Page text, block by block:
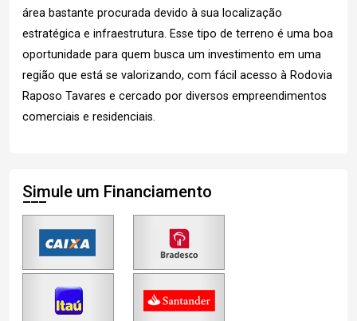
área bastante procurada devido à sua localização
estratégica e infraestrutura. Esse tipo de terreno é uma boa
oportunidade para quem busca um investimento em uma
região que está se valorizando, com fácil acesso à Rodovia
Raposo Tavares e cercado por diversos empreendimentos
comerciais e residenciais.
Simule um Financiamento